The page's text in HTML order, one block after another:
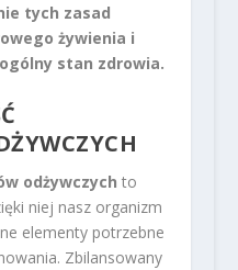
tych zasad
żywienia i
stan zdrowia.
odżywczych to
niej nasz organizm
elementy potrzebne
Zbilansowany